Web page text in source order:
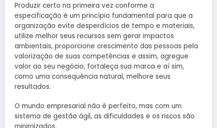
Produzir certo na primeira vez conforme a
especificação é um princípio fundamental para que a
organização evite desperdícios de tempo e materiais,
utilize melhor seus recursos sem gerar impactos
ambientais, proporcione crescimento das pessoas pela
valorização de suas competências e assim, agregue
valor ao seu negócio, fortaleça sua marca e aí sim,
como uma consequência natural, melhore seus
resultados.
O mundo empresarial não é perfeito, mas com um
sistema de gestão ágil, as dificuldades e os riscos são